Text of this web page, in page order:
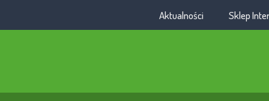
Aktualności Sklep